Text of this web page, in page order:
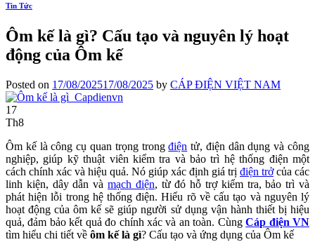
Tin Tức
Ôm kế là gì? Cấu tạo và nguyên lý hoạt
động của Ôm kế
Posted on 17/08/202517/08/2025 by CÁP ĐIỆN VIỆT NAM
17
Th8
Ôm kế là công cụ quan trọng trongđiện tử, điện dân dụng và công
nghiệp, giúp kỹ thuật viên kiểm tra và bảo trì hệ thống điện một
cách chính xác và hiệu quả. Nó giúp xác định giá trị điện trởcủa các
linh kiện, dây dẫn và mạch điện, từ đó hỗ trợ kiểm tra, bảo trì và
phát hiện lỗi trong hệ thống điện. Hiểu rõ về cấu tạo và nguyên lý
hoạt động của ôm kế sẽ giúp người sử dụng vận hành thiết bị hiệu
quả, đảm bảo kết quả đo chính xác và an toàn. CùngCáp điện VN
tìm hiểu chi tiết về ôm kế là gì? Cấu tạo và ứng dụng của Ôm kế